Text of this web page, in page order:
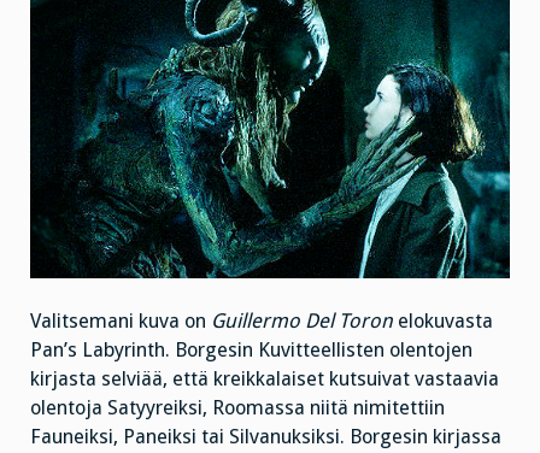
Valitsemani kuva on Guillermo Del Toron elokuvasta
Pan’s Labyrinth. Borgesin Kuvitteellisten olentojen
kirjasta selviää, että kreikkalaiset kutsuivat vastaavia
olentoja Satyyreiksi, Roomassa niitä nimitettiin
Fauneiksi, Paneiksi tai Silvanuksiksi. Borgesin kirjassa